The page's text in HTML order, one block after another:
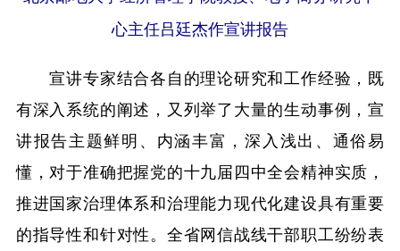
心主任吕廷杰作宣讲报告
宣讲专家结合各自的理论研究和工作经验，既
有深入系统的阐述，又列举了大量的生动事例，宣
讲报告主题鲜明、内涵丰富，深入浅出、通俗易
懂，对于准确把握党的十九届四中全会精神实质，
推进国家治理体系和治理能力现代化建设具有重要
的指导性和针对性。全省网信战线干部职工纷纷表